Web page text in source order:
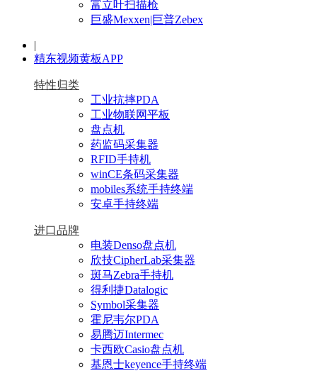
富立叶扫描枪
巨盛Mexxen|巨普Zebex
|
精东视频黄板APP
特性归类
工业抗摔PDA
工业物联网平板
盘点机
药监码采集器
RFID手持机
winCE条码采集器
mobiles系统手持终端
安卓手持终端
进口品牌
电装Denso盘点机
欣技CipherLab采集器
斑马Zebra手持机
得利捷Datalogic
Symbol采集器
霍尼韦尔PDA
易腾迈Intermec
卡西欧Casio盘点机
基恩士keyence手持终端